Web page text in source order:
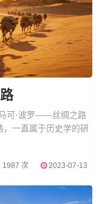
可·波罗——丝绸之路
，一直属于历史学的研
1987 次 2023-07-13